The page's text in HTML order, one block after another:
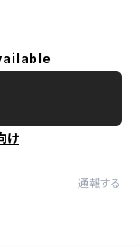
け
通報する